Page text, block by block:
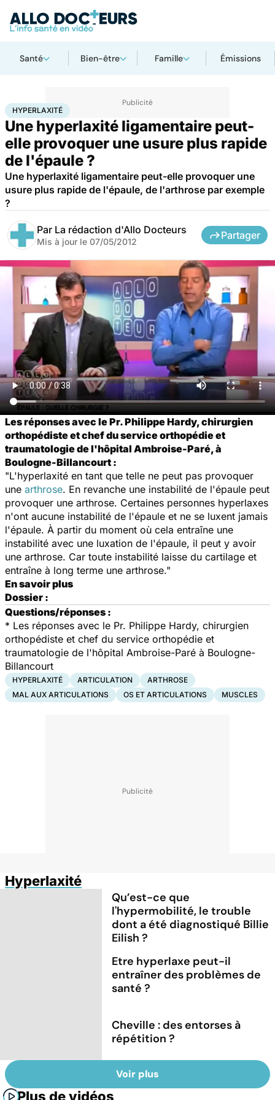
Santé Bien-être Famille Émissions
AccueilSantéMaladies Hyperlaxité
HYPERLAXITÉ
Une hyperlaxité ligamentaire peut-
elle provoquer une usure plus rapide
de l'épaule ?
Une hyperlaxité ligamentaire peut-elle provoquer une
usure plus rapide de l'épaule, de l'arthrose par exemple
?
Par La rédaction d'Allo Docteurs
Mis à jour le 07/05/2012
Partager
Les réponses avec le Pr. Philippe Hardy, chirurgien
orthopédiste et chef du service orthopédie et
traumatologie de l'hôpital Ambroise-Paré, à
Boulogne-Billancourt :
"L'hyperlaxité en tant que telle ne peut pas provoquer
une arthrose. En revanche une instabilité de l'épaule peut
provoquer une arthrose. Certaines personnes hyperlaxes
n'ont aucune instabilité de l'épaule et ne se luxent jamais
l'épaule. À partir du moment où cela entraîne une
instabilité avec une luxation de l'épaule, il peut y avoir
une arthrose. Car toute instabilité laisse du cartilage et
entraîne à long terme une arthrose."
En savoir plus
Dossier :
Questions/réponses :
* Les réponses avec le Pr. Philippe Hardy, chirurgien
orthopédiste et chef du service orthopédie et
traumatologie de l'hôpital Ambroise-Paré à Boulogne-
Billancourt
HYPERLAXITÉ ARTICULATION
ARTHROSE
MAL AUX ARTICULATIONS
OS ET ARTICULATIONS MUSCLES
Hyperlaxité
Qu’est-ce que
l'hypermobilité, le trouble
dont a été diagnostiqué Billie
Eilish ?
Etre hyperlaxe peut-il
entraîner des problèmes de
santé ?
Cheville : des entorses à
répétition ?
Voir plus
Plus de vidéos